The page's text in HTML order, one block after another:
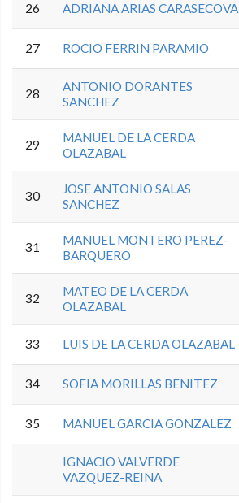
26 ADRIANA ARIAS CARASECOVA
27 ROCIO FERRIN PARAMIO
28
ANTONIO DORANTES
SANCHEZ
29
MANUEL DE LA CERDA
OLAZABAL
30
JOSE ANTONIO SALAS
SANCHEZ
31
MANUEL MONTERO PEREZ-
BARQUERO
32
MATEO DE LA CERDA
OLAZABAL
33 LUIS DE LA CERDA OLAZABAL
34 SOFIA MORILLAS BENITEZ
35 MANUEL GARCIA GONZALEZ
IGNACIO VALVERDE
VAZQUEZ-REINA